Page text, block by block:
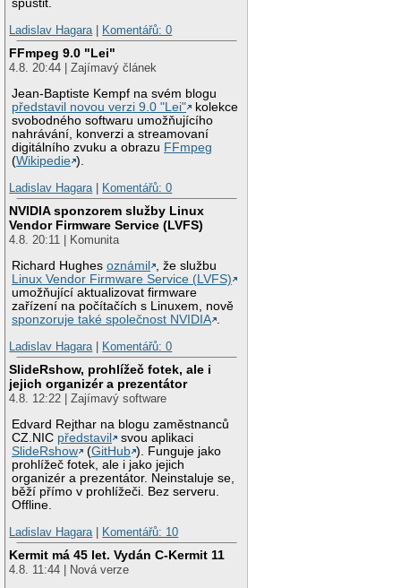
spustit.
Ladislav Hagara
Komentářů: 0
FFmpeg 9.0 "Lei"
4.8. 20:44 | Zajímavý článek
Jean-Baptiste Kempf na svém blogu
představil novou verzi 9.0 "Lei"
kolekce
svobodného softwaru umožňujícího
nahrávání, konverzi a streamovaní
digitálního zvuku a obrazu FFmpeg
(Wikipedie ).
Ladislav Hagara
Komentářů: 0
NVIDIA sponzorem služby Linux
Vendor Firmware Service (LVFS)
4.8. 20:11 | Komunita
Richard Hughesoznámil
, že službu
Linux Vendor Firmware Service (LVFS)
umožňující aktualizovat firmware
zařízení na počítačích s Linuxem, nově
sponzoruje také společnost NVIDIA .
Ladislav Hagara | Komentářů: 0
SlideRshow, prohlížeč fotek, ale i
jejich organizér a prezentátor
4.8. 12:22 | Zajímavý software
Edvard Rejthar na blogu zaměstnanců
CZ.NIC představil
svou aplikaci
SlideRshow
(GitHub ). Funguje jako
prohlížeč fotek, ale i jako jejich
organizér a prezentátor. Neinstaluje se,
běží přímo v prohlížeči. Bez serveru.
Offline.
Ladislav Hagara | Komentářů: 10
Kermit má 45 let. Vydán C-Kermit 11
4.8. 11:44 | Nová verze